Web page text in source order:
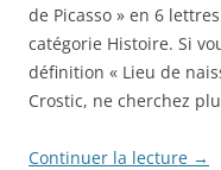
de Picasso » en 6
catégorie Histoire. Si
définition « Lieu de
Crostic, ne cherchez
Continuer la lecture →